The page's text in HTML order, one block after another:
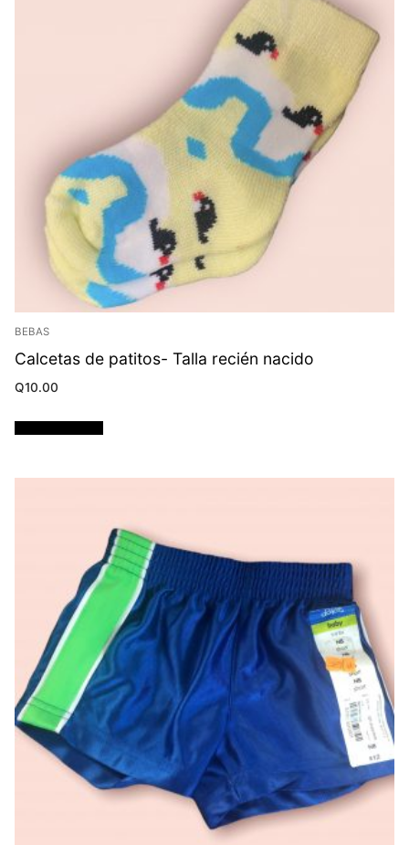
BEBAS
Calcetas de patitos- Talla recién nacido
Q10.00